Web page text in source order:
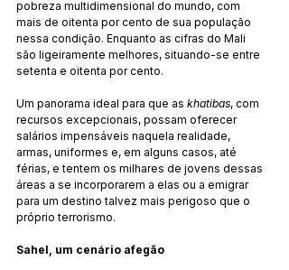
pobreza multidimensional do mundo, com
mais de oitenta por cento de sua população
nessa condição. Enquanto as cifras do Mali
são ligeiramente melhores, situando-se entre
setenta e oitenta por cento.
Um panorama ideal para que as khatibas, com
recursos excepcionais, possam oferecer
salários impensáveis naquela realidade,
armas, uniformes e, em alguns casos, até
férias, e tentem os milhares de jovens dessas
áreas a se incorporarem a elas ou a emigrar
para um destino talvez mais perigoso que o
próprio terrorismo.
Sahel, um cenário afegão